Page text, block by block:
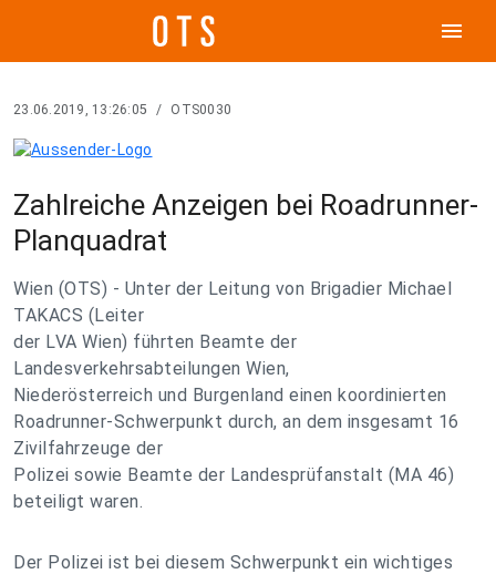
menu
23.06.2019, 13:26:05 / OTS0030
Zahlreiche Anzeigen bei Roadrunner-
Planquadrat
Wien (OTS) - Unter der Leitung von Brigadier Michael
TAKACS (Leiter
der LVA Wien) führten Beamte der
Landesverkehrsabteilungen Wien,
Niederösterreich und Burgenland einen koordinierten
Roadrunner-Schwerpunkt durch, an dem insgesamt 16
Zivilfahrzeuge der
Polizei sowie Beamte der Landesprüfanstalt (MA 46)
beteiligt waren.
Der Polizei ist bei diesem Schwerpunkt ein wichtiges